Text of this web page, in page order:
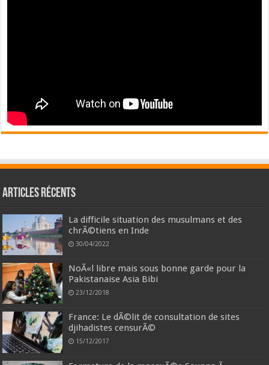
Articles récents
La difficile situation des musulmans et des
chrÃ©tiens en Inde
30/04/2022
NoÃ«l libre mais sous bonne garde pour la
Pakistanaise Asia Bibi
23/12/2018
France: Le dÃ©lit de consultation de sites
djihadistes censurÃ©
15/12/2017